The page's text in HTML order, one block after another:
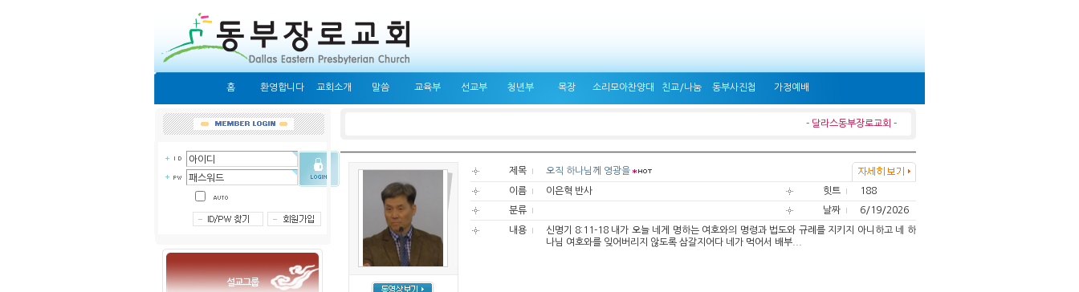
홈 환영합니다 교회소개 말씀 교육부 선교부 청년부 목장 소리모아찬양대 친교/나눔 동부사진첩 가정예배
설교그룹
- 달라스동부장로교회 -
제목 오직 하나님께 영광을
이름 이은혁 반사 힛트
188
분류
날짜 6/19/2026
내용
신명기 8:11-18 내가 오늘 네게 명하는 여호와의 명령과 법도와 규례를 지키지 아니하고 네 하
나님 여호와를 잊어버리지 않도록 삼갈지어다 네가 먹어서 배부...